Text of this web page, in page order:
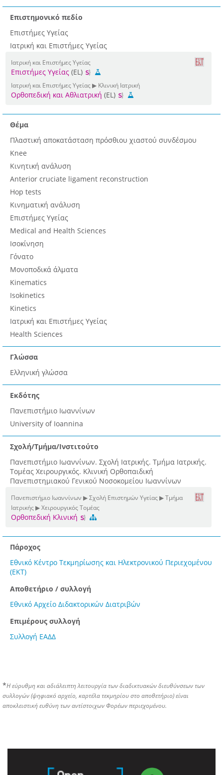
Επιστημονικό πεδίο
Επιστήμες Υγείας
Ιατρική και Επιστήμες Υγείας
Ιατρική και Επιστήμες Υγείας
Επιστήμες Υγείας (EL)
Ιατρική και Επιστήμες Υγείας ▶ Κλινική Ιατρική
Ορθοπεδική και Αθλιατρική (EL)
Θέμα
Πλαστική αποκατάσταση πρόσθιου χιαστού συνδέσμου
Knee
Κινητική ανάλυση
Anterior cruciate ligament reconstruction
Hop tests
Κινηματική ανάλυση
Επιστήμες Υγείας
Medical and Health Sciences
Ισοκίνηση
Γόνατο
Μονοποδικά άλματα
Kinematics
Isokinetics
Kinetics
Ιατρική και Επιστήμες Υγείας
Health Sciences
Γλώσσα
Ελληνική γλώσσα
Εκδότης
Πανεπιστήμιο Ιωαννίνων
University of Ioannina
Σχολή/Τμήμα/Ινστιτούτο
Πανεπιστήμιο Ιωαννίνων. Σχολή Ιατρικής. Τμήμα Ιατρικής.
Τομέας Χειρουργικός. Κλινική Ορθοπαιδική
Πανεπιστημιακού Γενικού Νοσοκομείου Ιωαννίνων
Πανεπιστήμιο Ιωαννίνων ▶ Σχολή Επιστημών Υγείας ▶ Τμήμα
Ιατρικής ▶ Χειρουργικός Τομέας
Ορθοπεδική Κλινική
Πάροχος
Εθνικό Κέντρο Τεκμηρίωσης και Ηλεκτρονικού Περιεχομένου
(ΕΚΤ)
Αποθετήριο / συλλογή
Εθνικό Αρχείο Διδακτορικών Διατριβών
Επιμέρους συλλογή
Συλλογή ΕΑΔΔ
*Η εύρυθμη και αδιάλειπτη λειτουργία των διαδικτυακών διευθύνσεων των
συλλογών (ψηφιακό αρχείο, καρτέλα τεκμηρίου στο αποθετήριο) είναι
αποκλειστική ευθύνη των αντίστοιχων Φορέων περιεχομένου.